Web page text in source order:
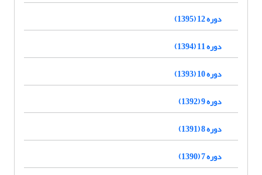
دوره 12 (1395)
دوره 11 (1394)
دوره 10 (1393)
دوره 9 (1392)
دوره 8 (1391)
دوره 7 (1390)